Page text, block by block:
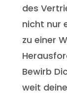
des
nicht nur
zu einer
Bewirb
weit